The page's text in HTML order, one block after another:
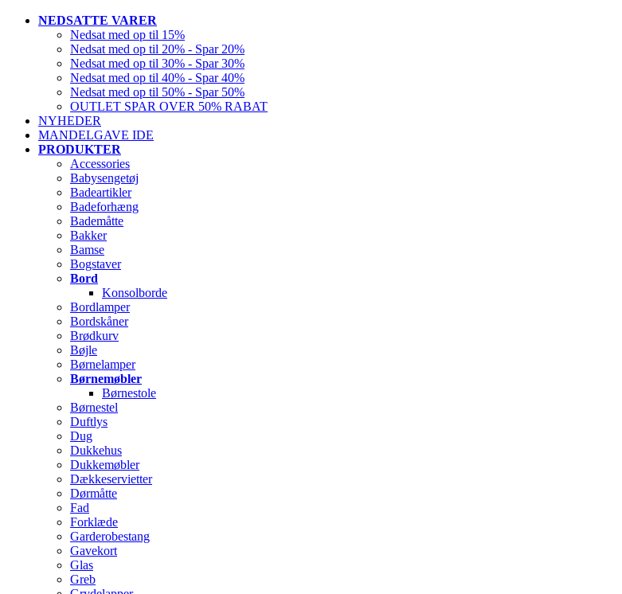
NEDSATTE VARER
Nedsat med op til 15%
Nedsat med op til 20% - Spar 20%
Nedsat med op til 30% - Spar 30%
Nedsat med op til 40% - Spar 40%
Nedsat med op til 50% - Spar 50%
OUTLET SPAR OVER 50% RABAT
NYHEDER
MANDELGAVE IDE
PRODUKTER
Accessories
Babysengetøj
Badeartikler
Badeforhæng
Bademåtte
Bakker
Bamse
Bogstaver
Bord
Konsolborde
Bordlamper
Bordskåner
Brødkurv
Bøjle
Børnelamper
Børnemøbler
Børnestole
Børnestel
Duftlys
Dug
Dukkehus
Dukkemøbler
Dækkeservietter
Dørmåtte
Fad
Forklæde
Garderobestang
Gavekort
Glas
Greb